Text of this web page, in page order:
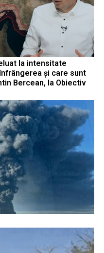
la intensitate
și care sunt
Bercean, la Obiectiv